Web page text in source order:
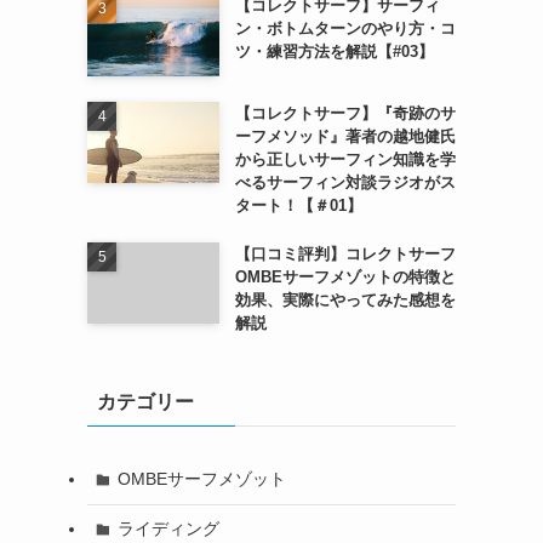
【コレクトサーフ】サーフィ
ン・ボトムターンのやり方・コ
ツ・練習方法を解説【#03】
【コレクトサーフ】『奇跡のサ
ーフメソッド』著者の越地健氏
から正しいサーフィン知識を学
べるサーフィン対談ラジオがス
タート！【＃01】
【口コミ評判】コレクトサーフ
OMBEサーフメゾットの特徴と
効果、実際にやってみた感想を
解説
カテゴリー
OMBEサーフメゾット
ライディング